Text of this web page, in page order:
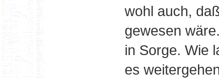
wohl auch,
gewesen
in Sorge. Wie
es